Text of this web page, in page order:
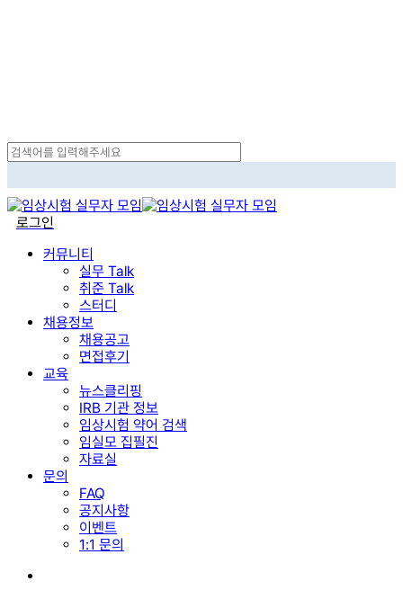
Search
로그인
커뮤니티
실무 Talk
취준 Talk
스터디
채용정보
채용공고
면접후기
교육
뉴스클리핑
IRB 기관 정보
임상시험 약어 검색
임실모 집필진
자료실
문의
FAQ
공지사항
이벤트
1:1 문의